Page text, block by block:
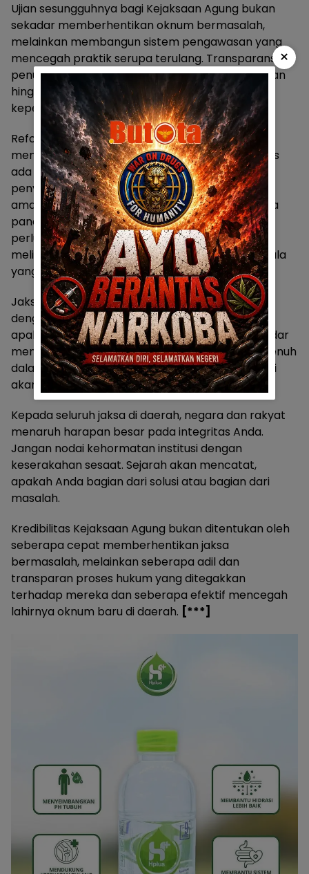
Ujian sesungguhnya bagi Kejaksaan Agung bukan
sekadar memberhentikan oknum bermasalah,
melainkan membangun sistem pengawasan yang
mencegah praktik serupa terulang. Transparansi
penuh dalam setiap tahap penyidikan, penuntutan
hingga vonis menjadi kunci memulihkan
kepercayaan publik.
Reformasi internal tidak bisa lagi bersifat reaktif,
menunggu KPK menangkap baru bergerak. Harus
ada mekanisme proaktif yang mendeteksi
penyimpangan sejak dini, sistem pelaporan yang
aman bagi whistleblower, dan sanksi tegas tanpa
pandang bulu. Khusus untuk kejaksaan di daerah,
perlu penguatan kapasitas pengawasan dengan
melibatkan teknologi monitoring dan audit berkala
yang tidak terprediksi.
Jaksa Agung telah mengambil langkah tegas
dengan pemberhentian. Kini publik menunggu,
apakah ini awal reformasi sungguhan, atau sekadar
menyelamatkan wajah institusi? Transparansi penuh
dalam proses hukum terhadap oknum-oknum ini
akan menjadi jawabannya.
Kepada seluruh jaksa di daerah, negara dan rakyat
menaruh harapan besar pada integritas Anda.
Jangan nodai kehormatan institusi dengan
keserakahan sesaat. Sejarah akan mencatat,
apakah Anda bagian dari solusi atau bagian dari
masalah.
Kredibilitas Kejaksaan Agung bukan ditentukan oleh
seberapa cepat memberhentikan jaksa
bermasalah, melainkan seberapa adil dan
transparan proses hukum yang ditegakkan
terhadap mereka dan seberapa efektif mencegah
lahirnya oknum baru di daerah. [***]
×